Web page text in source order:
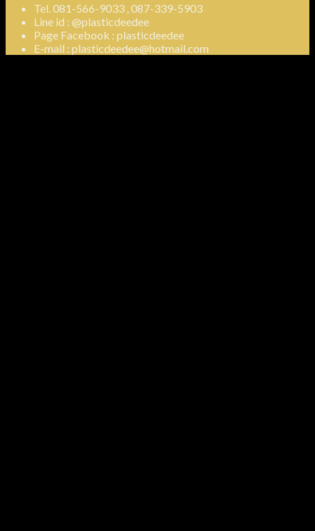
Tel. 081-566-9033 , 087-339-5903
Line id : @plasticdeedee
Page Facebook : plasticdeedee
E-mail : plasticdeedee@hotmail.com